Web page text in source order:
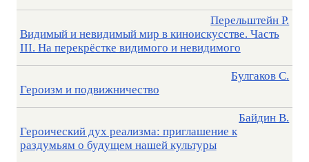
Видимый и невидимый мир в киноискусстве. Часть
III. На перекрёстке видимого и невидимого
Перельштейн Р.
Героизм и подвижничество
Булгаков С.
Героический дух реализма: приглашение к
раздумьям о будущем нашей культуры
Байдин В.